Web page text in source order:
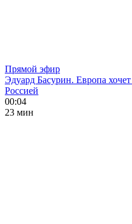
Прямой эфир
Эдуард Басурин. Европа
Россией
00:04
23 мин